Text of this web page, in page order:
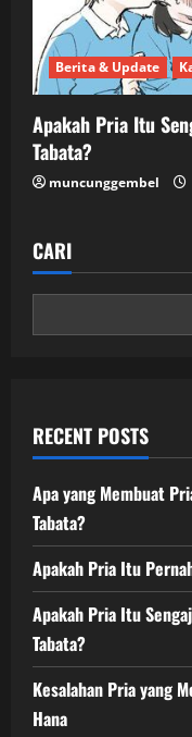
Berita & Update
Apakah Pria Itu
Tabata?
muncunggembel
CARI
RECENT POSTS
Apa yang Membuat
Tabata?
Apakah Pria Itu
Apakah Pria Itu
Tabata?
Kesalahan Pria yang
Hana